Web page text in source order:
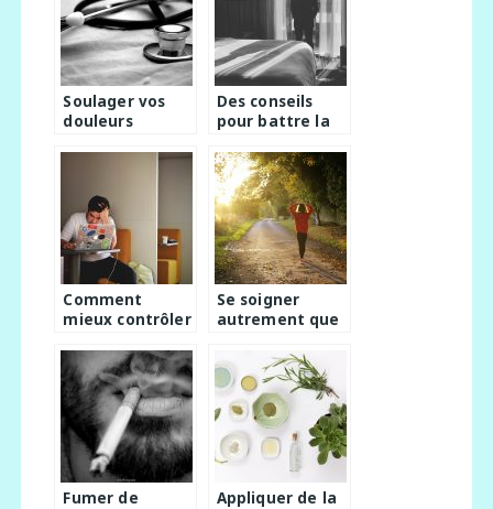
Soulager vos
douleurs
ces conseils!
Des conseils
pour battre la
Comment
mieux contrôler
Se soigner
autrement que
méthodes
traditionnelles
Fumer de
Appliquer de la